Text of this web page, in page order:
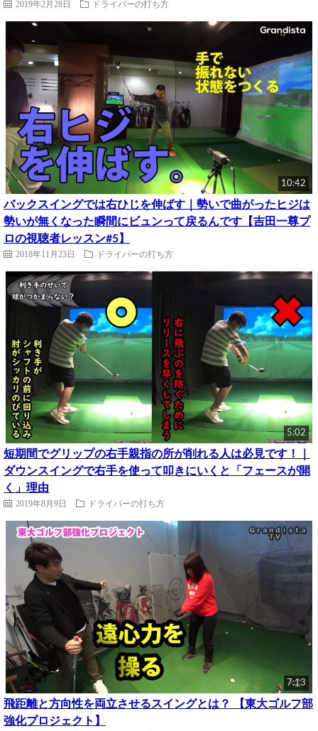
2019年2月28日 ドライバーの打ち方
10:42
バックスイングでは右ひじを伸ばす｜勢いで曲がったヒジは
勢いが無くなった瞬間にビュンって戻るんです【吉田一尊プ
ロの視聴者レッスン#5】
2018年11月23日 ドライバーの打ち方
5:02
短期間でグリップの右手親指の所が削れる人は必見です！｜
ダウンスイングで右手を使って叩きにいくと「フェースが開
く」理由
2019年8月9日 ドライバーの打ち方
7:13
飛距離と方向性を両立させるスイングとは？ 【東大ゴルフ部
強化プロジェクト】